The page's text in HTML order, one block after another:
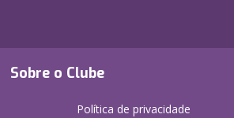
Sobre o Clube
Política de privacidade